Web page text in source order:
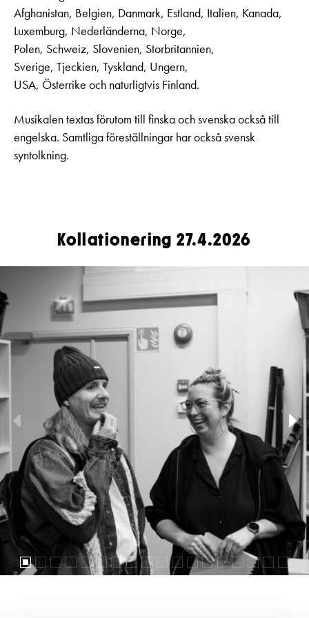
Afghanistan, Belgien, Danmark, Estland, Italien, Kanada,
Luxemburg, Nederländerna, Norge,
Polen, Schweiz, Slovenien, Storbritannien,
Sverige, Tjeckien, Tyskland, Ungern,
USA, Österrike och naturligtvis Finland.
Musikalen textas förutom till finska och svenska också till
engelska. Samtliga föreställningar har också svensk
syntolkning.
Kollationering 27.4.2026